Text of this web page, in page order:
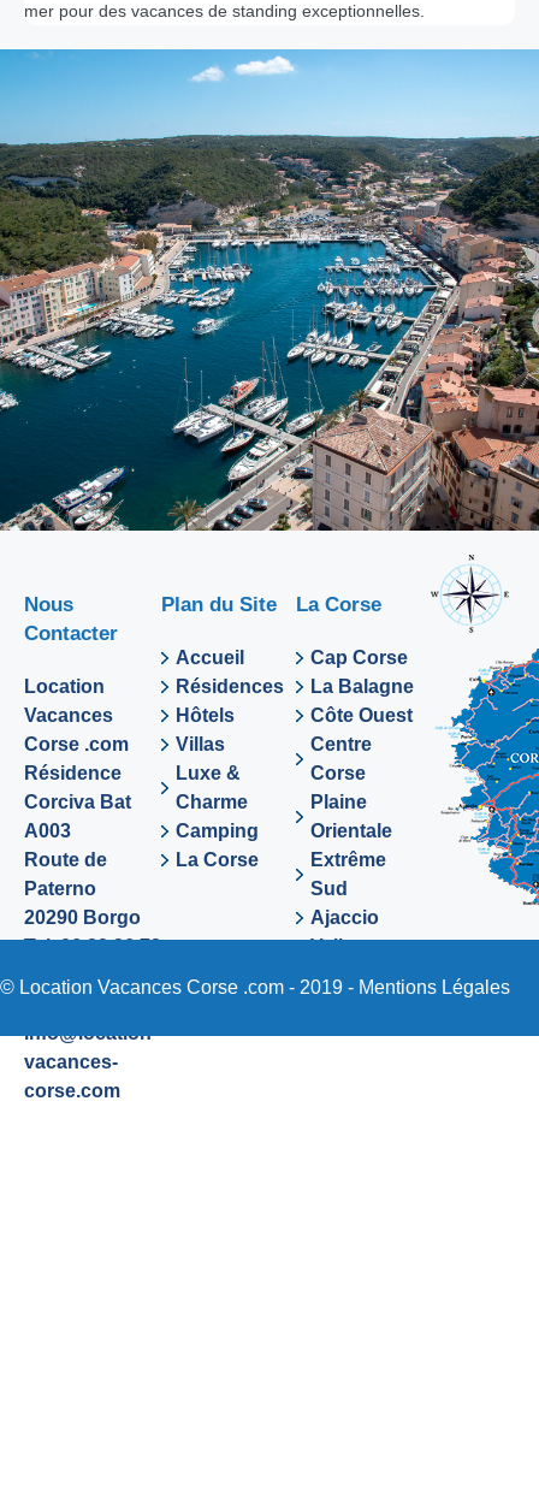
mer pour des vacances de standing exceptionnelles.
Nous
Contacter
Location
Vacances
Corse .com
Résidence
Corciva Bat
A003
Route de
Paterno
20290 Borgo
Tel. 06 89 36 72
info@location-
vacances-
corse.com
Plan du Site
Accueil
Résidences
Hôtels
Villas
Luxe &
Charme
Camping
La Corse
La Corse
Cap Corse
La Balagne
Côte Ouest
Centre
Corse
Plaine
Orientale
Extrême
Sud
Ajaccio
Valinco
Sartene
© Location Vacances Corse .com - 2019 - Mentions Légales